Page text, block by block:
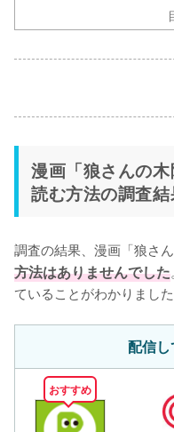
漫画「狼さんの
読む方法の調査結
調査の結果、漫画「狼さ
方法はありませんでした
ていることがわかりました
配信
おすすめ